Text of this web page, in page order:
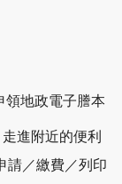
領地政電子謄本
進附近的便利
請／繳費／列印